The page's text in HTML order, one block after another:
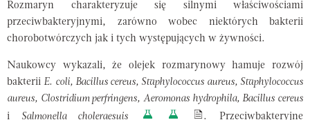
Rozmaryn charakteryzuje się silnymi właściwościami
przeciwbakteryjnymi, zarówno wobec niektórych bakterii
chorobotwórczych jak i tych występujących w żywności.
Naukowcy wykazali, że olejek rozmarynowy hamuje rozwój
bakteriiE. coli, Bacillus cereus, Staphylococcus aureus, Staphylococcus
aureus, Clostridium perfringens, Aeromonas hydrophila, Bacillus cereus
i Salmonella choleraesuis
. Przeciwbakteryjne